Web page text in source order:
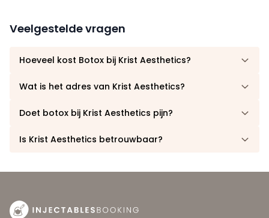
Veelgestelde vragen
Hoeveel kost Botox bij Krist Aesthetics?
Wat is het adres van Krist Aesthetics?
Doet botox bij Krist Aesthetics pijn?
Is Krist Aesthetics betrouwbaar?